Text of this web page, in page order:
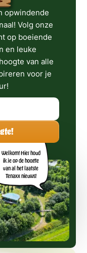
opwindende
Volg onze
op boeiende
en leuke
van alle
voor je
Welkom! Hier houd
ik je op de hoogte
van al het laatste
Tenaxx nieuws!